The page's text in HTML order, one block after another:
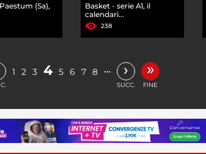
(Sa),
Basket - serie A1, il
calendari...
238
1 2 3 4 5 6 7 8 … ›
SUCC.
»
FINE